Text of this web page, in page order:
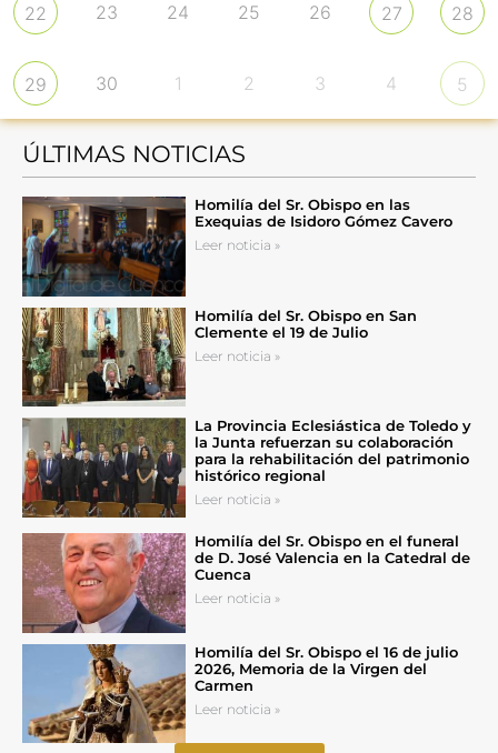
22 23 24 25 26 27 28
29 30 1 2 3 4 5
ÚLTIMAS NOTICIAS
Homilía del Sr. Obispo en las
Exequias de Isidoro Gómez Cavero
Leer noticia »
Homilía del Sr. Obispo en San
Clemente el 19 de Julio
Leer noticia »
La Provincia Eclesiástica de Toledo y
la Junta refuerzan su colaboración
para la rehabilitación del patrimonio
histórico regional
Leer noticia »
Homilía del Sr. Obispo en el funeral
de D. José Valencia en la Catedral de
Cuenca
Leer noticia »
Homilía del Sr. Obispo el 16 de julio
2026, Memoria de la Virgen del
Carmen
Leer noticia »